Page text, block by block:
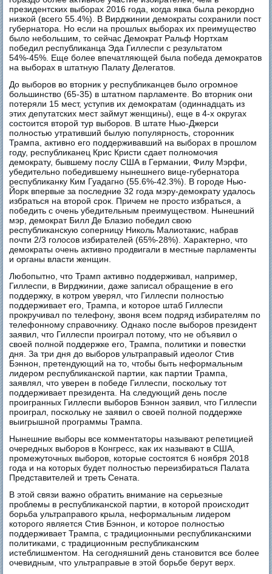
президентских выборах 2016 года, когда явка была рекордно
низкой (всего 55.4%). В Вирджинии демократы сохранили пост
губернатора. Но если на прошлых выборах их преимущество
было небольшим, то сейчас Демократ Ральф Нортхам
победил республиканца Эда Гиллеспи с результатом
54%-45%. Еще более впечатляющей была победа демократов
на выборах в штатную Палату Делегатов.
До выборов во вторник у республиканцев было огромное
большинство (65-35) в штатном парламенте. Во вторник они
потеряли 15 мест, уступив их демократам (одиннадцать из
этих депутатских мест займут женщины), еще в 4-х округах
состоится второй тур выборов. В штате Нью-Джерси
полностью утративший былую популярность, сторонник
Трампа, активно его поддерживавший на выборах в прошлом
году, республиканец Крис Кристи сдает полномочия
демократу, бывшему послу США в Германии, Филу Мэрфи,
убедительно победившему нынешнего вице-губернатора
республиканку Ким Гуадагно (55.6%-42.3%). В городе Нью-
Йорк впервые за последние 32 года мэру-демократу удалось
избраться на второй срок. Причем не просто избраться, а
победить с очень убедительным преимуществом. Нынешний
мэр, демократ Билл Де Блазио победил свою
республиканскую соперницу Николь Малиотакис, набрав
почти 2/3 голосов избирателей (65%-28%). Характерно, что
демократы очень активно продвигали в местные парламенты
и органы власти женщин.
Любопытно, что Трамп активно поддерживал, например,
Гиллеспи, в Вирджинии, даже записал обращение в его
поддержку, в котром уверял, что Гиллеспи полностью
поддерживает его, Трампа, и которое штаб Гиллеспи
прокручивал по телефону, звоня всем подряд избирателям по
телефонному справочнику. Однако после выборов президент
заявил, что Гиллеспи проиграл потому, что не объявил о
своей полной поддержке его, Трампа, политики и повестки
дня. За три дня до выборов ультраправый идеолог Стив
Бэннон, претендующий на то, чтобы быть неформальным
лидером республиканской партии, как партии Трампа,
заявлял, что уверен в победе Гиллеспи, поскольку тот
поддерживает президента. На следующий день после
проигранных Гиллеспи выборов Бэннон заявил, что Гиллеспи
проиграл, поскольку не заявил о своей полной поддержке
выигрышной программы Трампа.
Нынешние выборы все комментаторы называют репетицией
очередных выборов в Конгресс, как их называют в США,
промежуточных выборов, которые состоятся 6 ноября 2018
года и на которых будет полностью переизбираться Палата
Представителей и треть Сената.
В этой связи важно обратить внимание на серьезные
проблемы в республиканской партии, в которой происходит
борьба ультраправого крыла, неформальным лидером
которого является Стив Бэннон, и которое полностью
поддерживает Трампа, с традиционными республиканскими
политиками, с традиционным республиканским
истеблишментом. На сегодняшний день становится все более
очевидным, что ультраправые в этой борьбе берут верх.